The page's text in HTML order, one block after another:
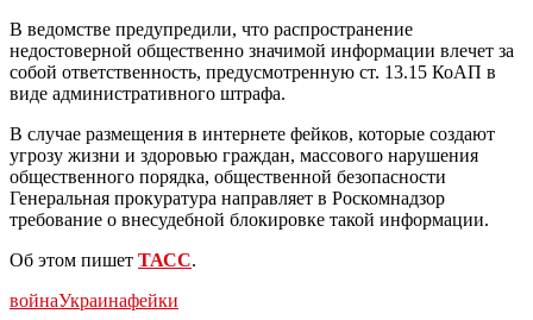
В ведомстве предупредили, что распространение
недостоверной общественно значимой информации влечет за
собой ответственность, предусмотренную ст. 13.15 КоАП в
виде административного штрафа.
В случае размещения в интернете фейков, которые создают
угрозу жизни и здоровью граждан, массового нарушения
общественного порядка, общественной безопасности
Генеральная прокуратура направляет в Роскомнадзор
требование о внесудебной блокировке такой информации.
Об этом пишет ТАСС.
войнаУкраинафейки